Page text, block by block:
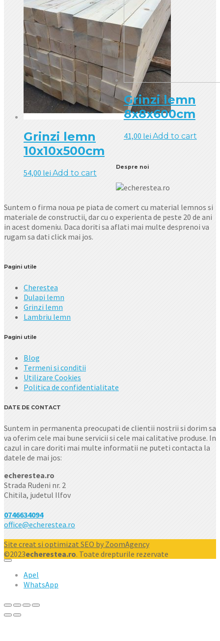
Grinzi lemn
10x10x500cm
54,00 leiAdd to cart
Grinzi lemn
8x8x600cm
41,00 leiAdd to cart
Despre noi
Suntem o firma noua pe piata de comert cu material lemnos si
materiale de constructii, dar cu o experienta de peste 20 de ani
in acest domeniu. Daca doriti sa aflati mai multe desprenoi va
rugam sa dati click mai jos.
Pagini utile
Cherestea
Dulapi lemn
Grinzi lemn
Lambriu lemn
Pagini utile
Blog
Termeni si conditii
Utilizare Cookies
Politica de confidentialitate
DATE DE CONTACT
Suntem in permanenta preocupati de clientii nostrii si dorim sa
va oferim cele mai bune servicii si cele mai calitative produse. In
cazul in care doriti mai multe informatii ne puteti contacta la
datele de mai jos:
echerestea.ro
Strada Rudeni nr. 2
Chitila, judetul Ilfov
0746634094
office@echerestea.ro
Site creat si optimizat SEO by ZoomAgency
©2023echerestea.ro. Toate drepturile rezervate
Apel
WhatsApp